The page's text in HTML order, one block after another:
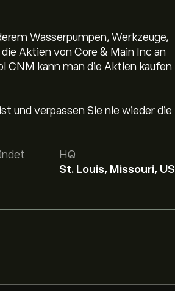
Wasserpumpen, Werkzeuge,
Aktien von Core & Main Inc an
CNM kann man die Aktien kaufen
und verpassen Sie nie wieder die
HQ
St. Louis, Missouri, US